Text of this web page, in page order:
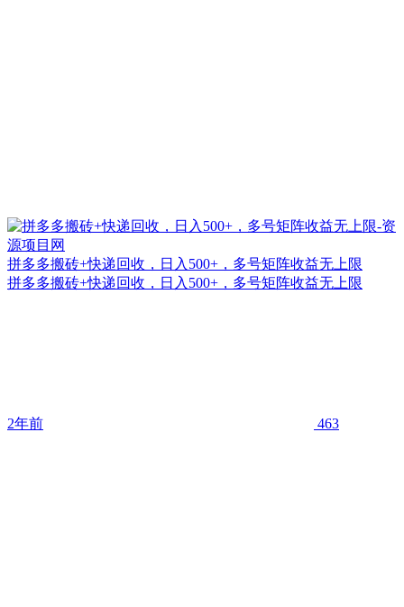
拼多多搬砖+快递回收，日入500+，多号矩阵收益无上限
拼多多搬砖+快递回收，日入500+，多号矩阵收益无上限
2年前 463